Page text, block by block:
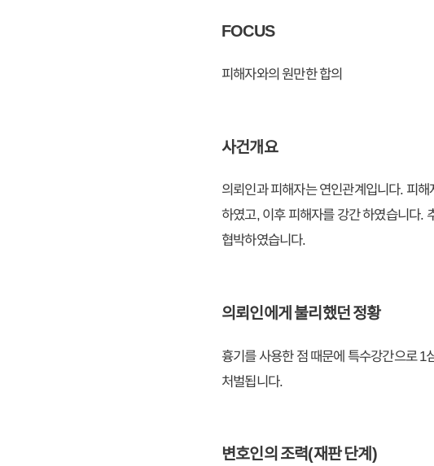
FOCUS
피해자와의 원만한 합의
사건개요
의뢰인과 피해자는 연인관계입니다. 피
하였고, 이후 피해자를 강간 하였습니다.
협박하였습니다.
의뢰인에게 불리했던 정황
흉기를 사용한 점 때문에 특수강간으로
처벌됩니다.
변호인의 조력(재판 단계)